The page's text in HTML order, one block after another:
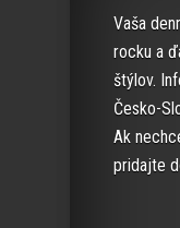
Vaša
rocku a
štýlov.
Česko-
Ak
pridajte